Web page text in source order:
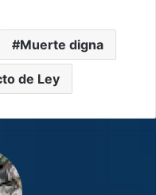
Muerte digna
de Ley